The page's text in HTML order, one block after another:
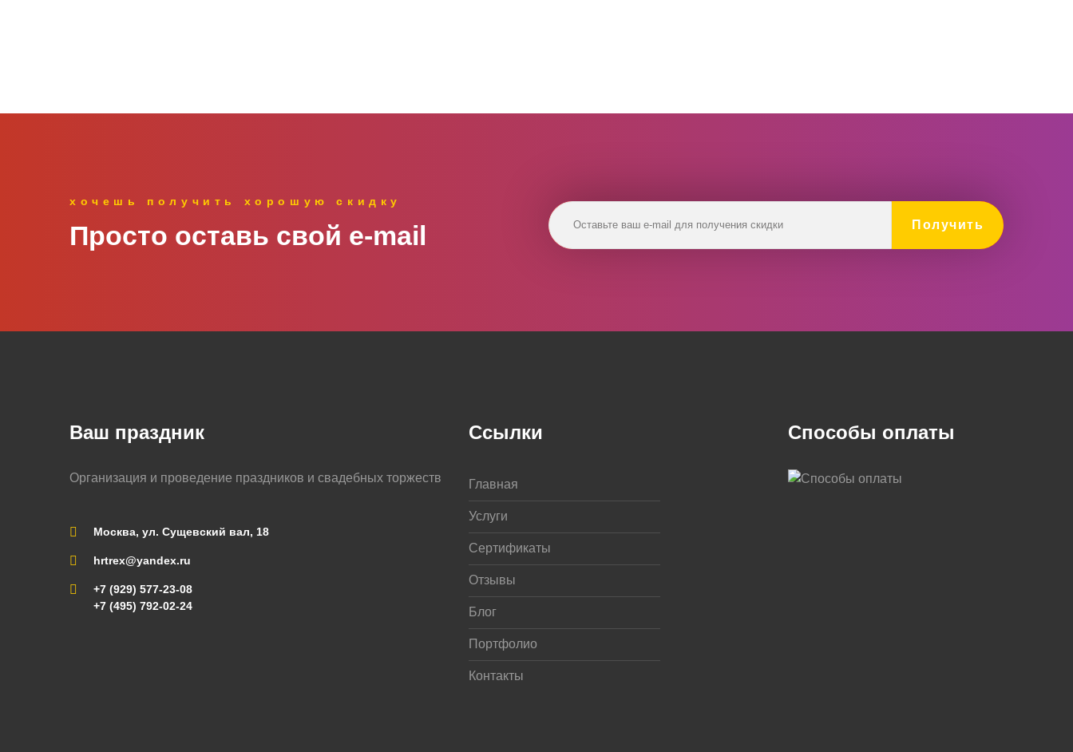
хочешь получить хорошую скидку
Просто оставь свой e‑mail Получить
Ваш праздник
Организация и проведение праздников и свадебных торжеств
Москва, ул. Сущевский вал, 18
hrtrex@yandex.ru
+7 (929) 577-23-08
+7 (495) 792-02-24
Ссылки
Главная
Услуги
Сертификаты
Отзывы
Блог
Портфолио
Контакты
Способы оплаты